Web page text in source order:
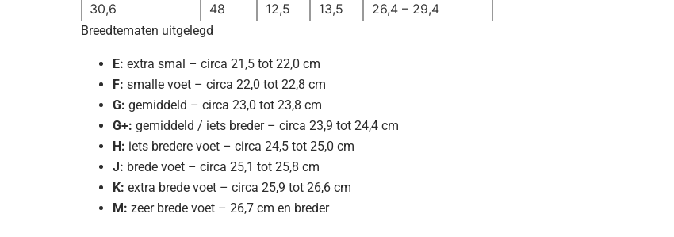
30,6
48 12,5 13,5 26,4 – 29,4
Breedtematen uitgelegd
E: extra smal – circa 21,5 tot 22,0 cm
F: smalle voet – circa 22,0 tot 22,8 cm
G: gemiddeld – circa 23,0 tot 23,8 cm
G+: gemiddeld / iets breder – circa 23,9 tot 24,4 cm
H: iets bredere voet – circa 24,5 tot 25,0 cm
J: brede voet – circa 25,1 tot 25,8 cm
K: extra brede voet – circa 25,9 tot 26,6 cm
M: zeer brede voet – 26,7 cm en breder